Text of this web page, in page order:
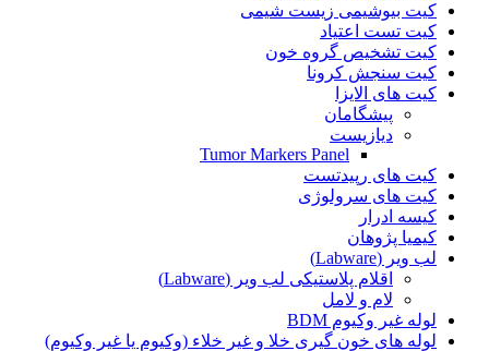
کیت بیوشیمی زیست شیمی
کیت تست اعتیاد
کیت تشخیص گروه خون
کیت سنجش کرونا
کیت های الایزا
پیشگامان
دیازیست
Tumor Markers Panel
کیت های رپید‌تست
کیت های سرولوژی
کیسه ادرار
کیمیا پژوهان
لب ویر (Labware)
اقلام پلاستیکی لب ویر (Labware)
لام و لامل
لوله غیر وکیوم BDM
لوله های خون گیری خلا و غیر خلاء (وکیوم یا غیر وکیوم)